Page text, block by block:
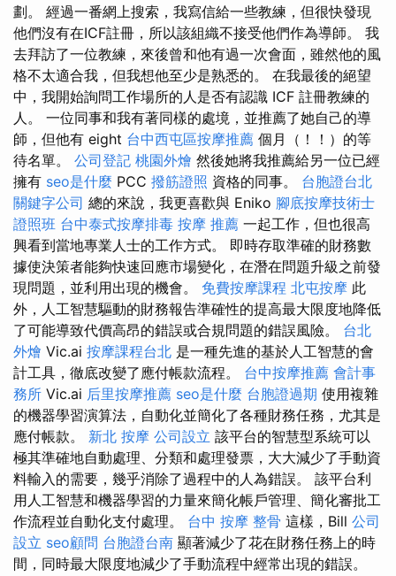
劃。 經過一番網上搜索，我寫信給一些教練，但很快發現
他們沒有在ICF註冊，所以該組織不接受他們作為導師。 我
去拜訪了一位教練，來後曾和他有過一次會面，雖然他的風
格不太適合我，但我想他至少是熟悉的。 在我最後的絕望
中，我開始詢問工作場所的人是否有認識 ICF 註冊教練的
人。 一位同事和我有著同樣的處境，並推薦了她自己的導
師，但他有 eight 台中西屯區按摩推薦 個月（！！）的等
待名單。 公司登記 桃園外燴 然後她將我推薦給另一位已經
擁有 seo是什麼 PCC 撥筋證照 資格的同事。 台胞證台北
關鍵字公司 總的來說，我更喜歡與 Eniko 腳底按摩技術士
證照班 台中泰式按摩排毒 按摩 推薦 一起工作，但也很高
興看到當地專業人士的工作方式。 即時存取準確的財務數
據使決策者能夠快速回應市場變化，在潛在問題升級之前發
現問題，並利用出現的機會。 免費按摩課程 北屯按摩 此
外，人工智慧驅動的財務報告準確性的提高最大限度地降低
了可能導致代價高昂的錯誤或合規問題的錯誤風險。 台北
外燴 Vic.ai 按摩課程台北 是一種先進的基於人工智慧的會
計工具，徹底改變了應付帳款流程。 台中按摩推薦 會計事
務所 Vic.ai 后里按摩推薦 seo是什麼 台胞證過期 使用複雜
的機器學習演算法，自動化並簡化了各種財務任務，尤其是
應付帳款。 新北 按摩 公司設立 該平台的智慧型系統可以
極其準確地自動處理、分類和處理發票，大大減少了手動資
料輸入的需要，幾乎消除了過程中的人為錯誤。 該平台利
用人工智慧和機器學習的力量來簡化帳戶管理、簡化審批工
作流程並自動化支付處理。 台中 按摩 整骨 這樣，Bill 公司
設立 seo顧問 台胞證台南 顯著減少了花在財務任務上的時
間，同時最大限度地減少了手動流程中經常出現的錯誤。